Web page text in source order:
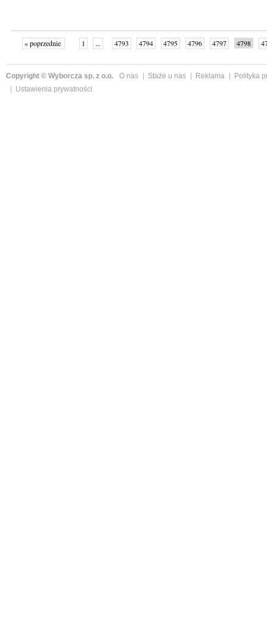
« poprzednie 1 ... 4793 4794 4795 4796 4797 4798
Copyright © Wyborcza sp. z o.o. O nas Staże u nas Reklama
Polityka
Ustawienia prywatności